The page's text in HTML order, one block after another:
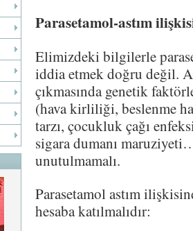
Parasetamol-astım
Elimizdeki bilgilerle
iddia etmek doğru değil.
çıkmasında genetik
(hava kirliliği, beslenme
tarzı, çocukluk çağı
sigara dumanı
unutulmamalı.
Parasetamol astım
hesaba katılmalıdır: